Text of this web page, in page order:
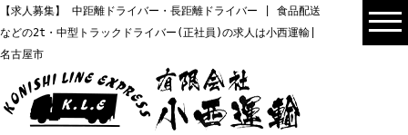
【求人募集】 中距離ドライバー・長距離ドライバー | 食品配送
などの2t・中型トラックドライバー(正社員)の求人は小西運輸|
名古屋市